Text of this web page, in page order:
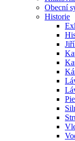
Obecní
Historie